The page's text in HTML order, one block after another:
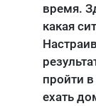
время.
какая
пройти
ехать